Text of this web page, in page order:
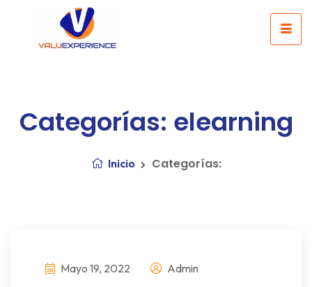
Categorías: elearning
Inicio Categorías:
Mayo 19, 2022 Admin